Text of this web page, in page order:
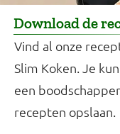
Download de
Vind al onze
Slim Koken. Je
een
recepten opslaan.